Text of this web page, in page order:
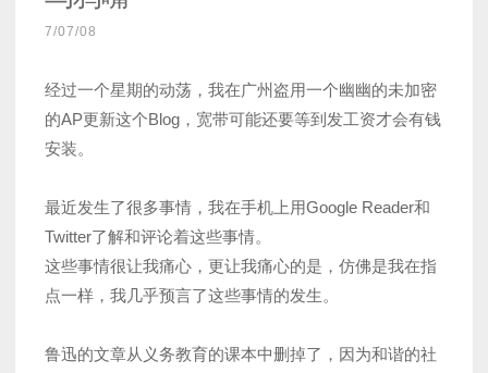
7/07/08
经过一个星期的动荡，我在广州盗用一个幽幽的未加密
的AP更新这个Blog，宽带可能还要等到发工资才会有钱
安装。
最近发生了很多事情，我在手机上用Google Reader和
Twitter了解和评论着这些事情。
这些事情很让我痛心，更让我痛心的是，仿佛是我在指
点一样，我几乎预言了这些事情的发生。
鲁迅的文章从义务教育的课本中删掉了，因为和谐的社